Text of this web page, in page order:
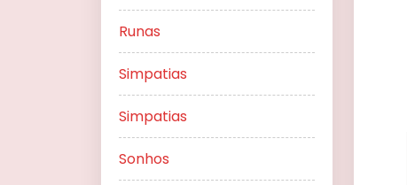
Runas
Simpatias
Simpatias
Sonhos